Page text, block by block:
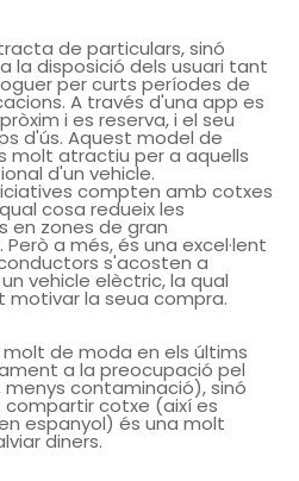
de particulars, sinó
la disposició dels usuari tant
per curts períodes de
A través d'una app es
i es reserva, i el seu
d'ús. Aquest model de
atractiu per a aquells
d'un vehicle.
compten amb cotxes
cosa redueix les
en zones de gran
a més, és una excel·lent
s'acosten a
vehicle elèctric, la qual
la seua compra.
de moda en els últims
a la preocupació pel
contaminació), sinó
cotxe (així es
espanyol) és una molt
diners.